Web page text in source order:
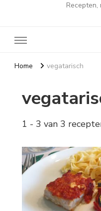
Recepten,
Home vegatarisch
1 - 3 van 3